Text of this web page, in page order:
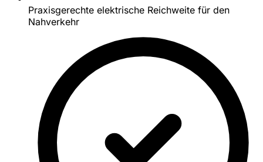
Praxisgerechte elektrische Reichweite für den
Nahverkehr